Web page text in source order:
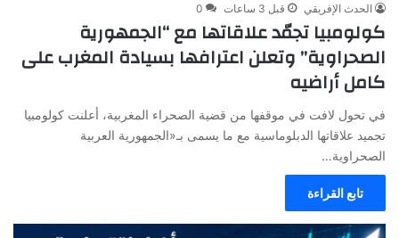
الحدث الإفريقي قبل 3 ساعات 0
كولومبيا تجمّد علاقاتها مع “الجمهورية
الصحراوية” وتعلن اعترافها بسيادة المغرب على
كامل أراضيه
في تحول لافت في موقفها من قضية الصحراء المغربية، أعلنت كولومبيا
تجميد علاقاتها الدبلوماسية مع ما يسمى بـ«الجمهورية العربية
الصحراوية…
تابع القراءة